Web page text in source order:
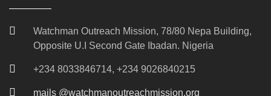
Watchman Outreach Mission, 78/80 Nepa Building,
Opposite U.I Second Gate Ibadan. Nigeria
+234 8033846714, +234 9026840215
mails @watchmanoutreachmission.org